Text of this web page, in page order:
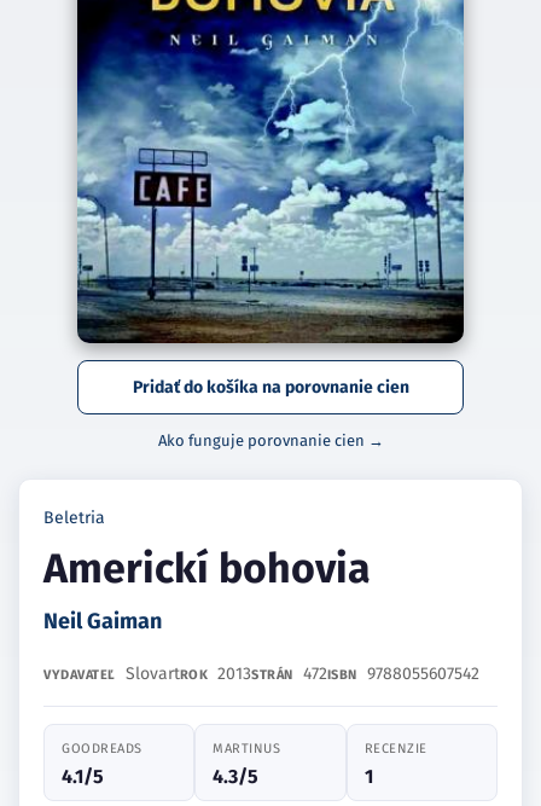
Pridať do košíka na porovnanie cien
Ako funguje porovnanie cien →
Beletria
Americkí bohovia
Neil Gaiman
VYDAVATEĽ SlovartROK 2013STRÁN 472ISBN 9788055607542
GOODREADS
4.1/5
MARTINUS
4.3/5
RECENZIE
1